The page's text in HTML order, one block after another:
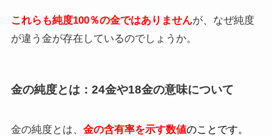
これらも純度100％の金ではありませんが、なぜ純度
が違う金が存在しているのでしょうか。
金の純度とは：24金や18金の意味について
金の純度とは、 金の含有率を示す数値のことです。